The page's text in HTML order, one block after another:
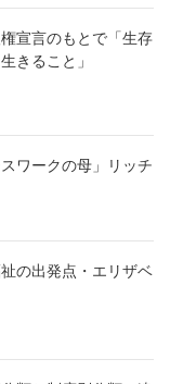
宣言のもとで「生存
きること」
ワークの母」リッチ
の出発点・エリザベ